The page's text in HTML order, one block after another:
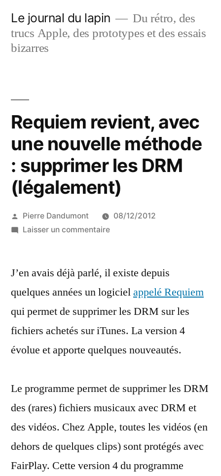
contenu
Le journal du lapin
Du rétro, des
trucs Apple, des prototypes et des essais
bizarres
Requiem revient, avec
une nouvelle méthode
: supprimer les DRM
(légalement)
Publié
par
Pierre Dandumont
08/12/2012
Laisser un commentairesur
avec
nouvelle
méthode
les
J’en avais déjà parlé, il existe depuis
quelques années un logicielappelé Requiem
qui permet de supprimer les DRM sur les
fichiers achetés sur iTunes. La version 4
évolue et apporte quelques nouveautés.
Le programme permet de supprimer les DRM
des (rares) fichiers musicaux avec DRM et
des vidéos. Chez Apple, toutes les vidéos (en
dehors de quelques clips) sont protégés avec
FairPlay. Cette version 4 du programme